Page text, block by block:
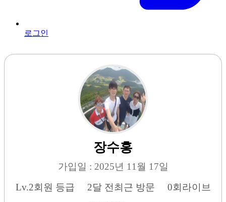
로그인
장수홍
가입일 : 2025년 11월 17일
Lv.2회원 등급 2달 전 최근 방문 0회 라이브